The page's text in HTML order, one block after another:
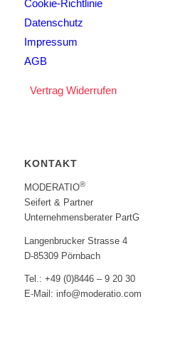
Cookie-Richtlinie
Datenschutz
Impressum
AGB
Vertrag Widerrufen
KONTAKT
MODERATIO®
Seifert & Partner
Unternehmensberater PartG
Langenbrucker Strasse 4
D-85309 Pörnbach
Tel.: +49 (0)8446 – 9 20 30
E-Mail: info@moderatio.com